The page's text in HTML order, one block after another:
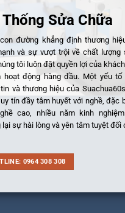
Thống Sửa Chữa
đường khẳng định thương
và sự vượt trội về chất lượng
tôi luôn đặt quyền lợi của
hoạt động hàng đầu. Một yếu tố
và thương hiệu của
tín đầy tâm huyết với nghề, đặc
cao, nhiều năm kinh nghiệm
lại sự hài lòng và yên tâm tuyệt đối
0964 308 308